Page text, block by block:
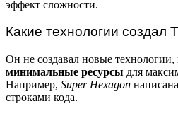
эффект сложности.
Какие технологии создал
Он не создавал новые технологии,
минимальные ресурсы для
Например, Super Hexagon
строками кода.